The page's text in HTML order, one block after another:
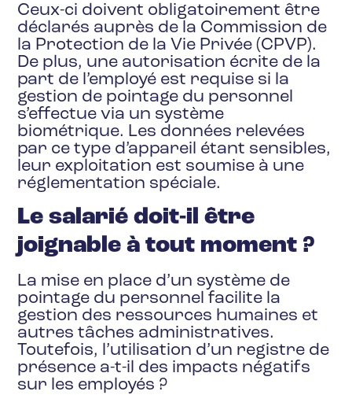
Ceux-ci doivent obligatoirement être
déclarés auprès de la Commission de
la Protection de la Vie Privée (CPVP).
De plus, une autorisation écrite de la
part de l’employé est requise si la
gestion de pointage du personnel
s’effectue via un système
biométrique. Les données relevées
par ce type d’appareil étant sensibles,
leur exploitation est soumise à une
réglementation spéciale.
Le salarié doit-il être
joignable à tout moment ?
La mise en place d’un système de
pointage du personnel facilite la
gestion des ressources humaines et
autres tâches administratives.
Toutefois, l’utilisation d’un registre de
présence a-t-il des impacts négatifs
sur les employés ?